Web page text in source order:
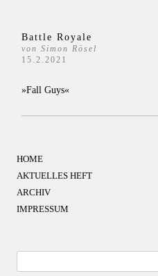
Battle Royale
von Simon Rösel
15.2.2021
»Fall Guys«
HOME
AKTUELLES HEFT
ARCHIV
IMPRESSUM